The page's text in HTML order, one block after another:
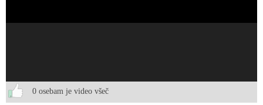
0 osebam je video všeč